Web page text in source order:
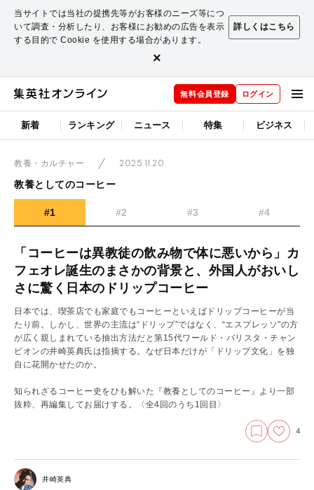
当サイトでは当社の提携先等がお客様のニーズ等につ
いて調査・分析したり、お客様にお勧めの広告を表示
する目的で Cookie を使用する場合があります。
詳しくはこちら
×
無料会員登録 ログイン
新着 ランキング ニュース 特集 ビジネス
教養・カルチャー
2025.11.20
教養としてのコーヒー
#1 #2 #3 #4
「コーヒーは異教徒の飲み物で体に悪いから」カ
フェオレ誕生のまさかの背景と、外国人がおいし
さに驚く日本のドリップコーヒー
日本では、喫茶店でも家庭でもコーヒーといえばドリップコーヒーが当
たり前。しかし、世界の主流は“ドリップ”ではなく、“エスプレッソ”の方
が広く親しまれている抽出方法だと第15代ワールド・バリスタ・チャン
ピオンの井崎英典氏は指摘する。なぜ日本だけが「ドリップ文化」を独
自に花開かせたのか。
知られざるコーヒー史をひも解いた『教養としてのコーヒー』より一部
抜粋、再編集してお届けする。
〈全4回のうち1回目〉
4
井崎英典